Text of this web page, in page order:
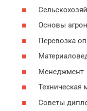
Основы
Перевозка
Менеджмент
Техническая
Советы